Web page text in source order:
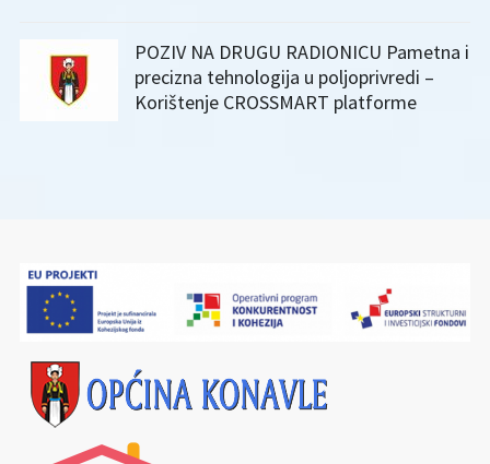
POZIV NA DRUGU RADIONICU Pametna i
precizna tehnologija u poljoprivredi –
Korištenje CROSSMART platforme